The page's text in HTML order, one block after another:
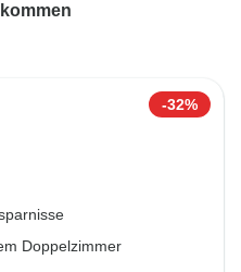
-32%
Doppelzimmer